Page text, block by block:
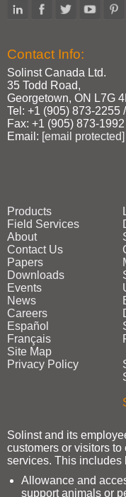
Contact Info:
Solinst Canada Ltd.
35 Todd Road,
Georgetown, ON L7G
Tel: +1 (905) 873‑2255
Fax: +1 (905) 873‑1992
Email: [email protected]
Products
Field Services
About
Contact Us
Papers
Downloads
Events
News
Careers
Español
Français
Site Map
Privacy Policy
Solinst and its
customers or visitors
services. This includes
Allowance and
support animals or